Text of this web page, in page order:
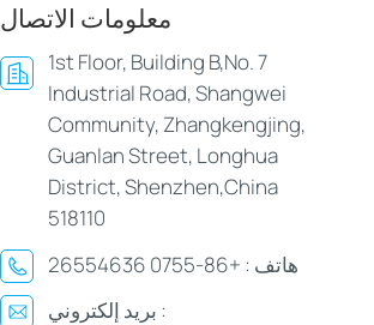
معلومات الاتصال
1st Floor, Building B,No. 7
Industrial Road, Shangwei
Community, Zhangkengjing,
Guanlan Street, Longhua
District, Shenzhen,China
518110
هاتف : +86-0755 26554636
بريد إلكتروني :